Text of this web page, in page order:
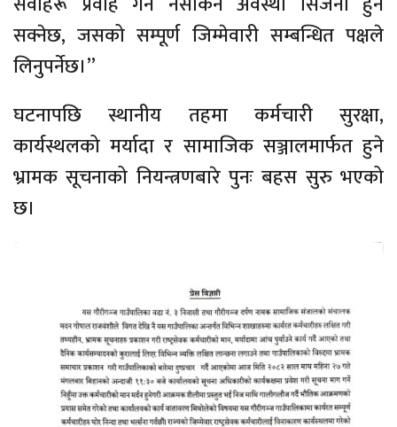
सक्नेछ, जसको सम्पूर्ण जिम्मेवारी सम्बन्धित पक्षले
लिनुपर्नेछ।”
घटनापछि स्थानीय तहमा कर्मचारी सुरक्षा,
कार्यस्थलको मर्यादा र सामाजिक सञ्जालमार्फत हुने
भ्रामक सूचनाको नियन्त्रणबारे पुनः बहस सुरु भएको
छ।